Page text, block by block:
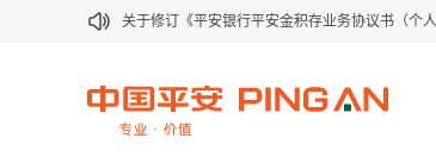
关于修订《平安银行平安金积存业务协议书（个
关于2021年劳动节期间代理贵金属业务风险提示